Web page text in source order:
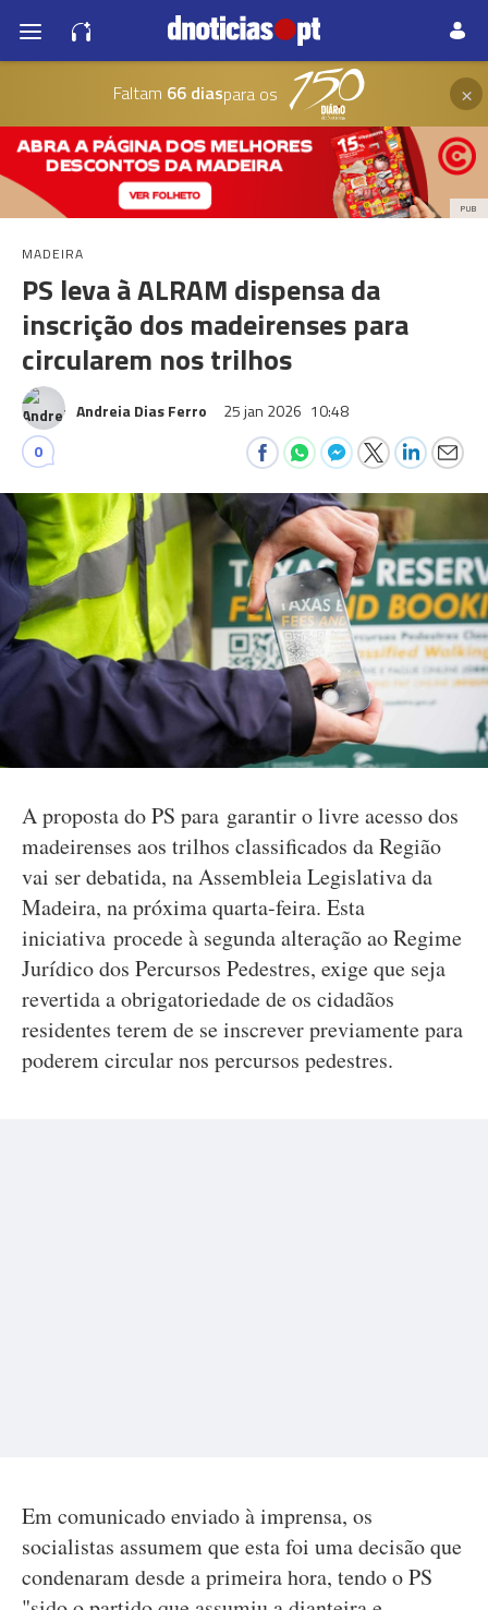
Faltam 66 diaspara os ×
PUB
MADEIRA
PS leva à ALRAM dispensa da
inscrição dos madeirenses para
circularem nos trilhos
Andreia Dias Ferro 25 jan 2026 10:48
0
A proposta do PS para garantir o livre acesso dos
madeirenses aos trilhos classificados da Região
vai ser debatida, na Assembleia Legislativa da
Madeira, na próxima quarta-feira. Esta
iniciativa procede à segunda alteração ao Regime
Jurídico dos Percursos Pedestres, exige que seja
revertida a obrigatoriedade de os cidadãos
residentes terem de se inscrever previamente para
poderem circular nos percursos pedestres.
Em comunicado enviado à imprensa, os
socialistas assumem que esta foi uma decisão que
condenaram desde a primeira hora, tendo o PS